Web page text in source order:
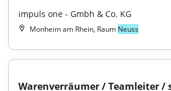
impuls one - Gmbh & Co. KG
Monheim am Rhein, Raum Neuss
Warenverräumer / Teamleiter /